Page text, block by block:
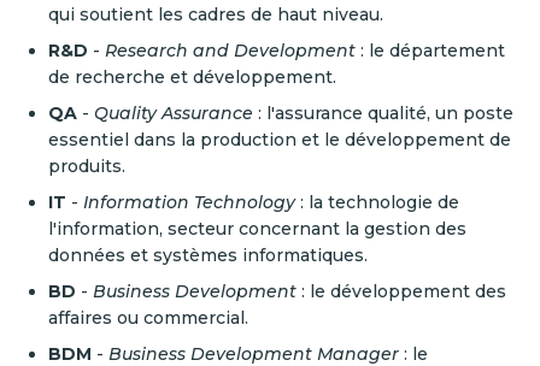
qui soutient les cadres de haut niveau.
R&D - Research and Development : le département
de recherche et développement.
QA - Quality Assurance : l'assurance qualité, un poste
essentiel dans la production et le développement de
produits.
IT - Information Technology: la technologie de
l'information, secteur concernant la gestion des
données et systèmes informatiques.
BD - Business Development : le développement des
affaires ou commercial.
BDM - Business Development Manager : le